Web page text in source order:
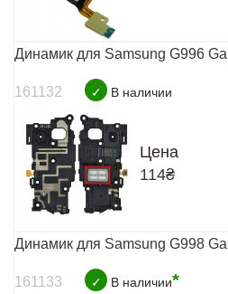
Динамик для Samsung G996
161132 ✓ В наличии
Цена
114₴
Динамик для Samsung G998
161133 ✓ В наличии*